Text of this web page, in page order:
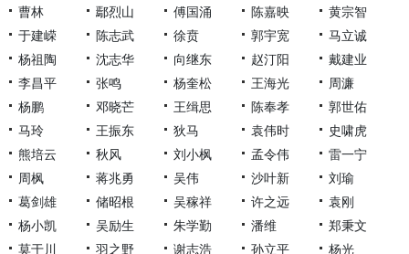
曹林
鄢烈山 傅国涌 陈嘉映
黄宗智
于建嵘
陈志武 徐贲 郭宇宽
马立诚
杨祖陶
沈志华 向继东 赵汀阳
戴建业
李昌平
张鸣 杨奎松 王海光
周濂
杨鹏
邓晓芒 王缉思 陈奉孝
郭世佑
马玲
王振东 狄马 袁伟时
史啸虎
熊培云
秋风 刘小枫 孟令伟
雷一宁
周枫
蒋兆勇 吴伟 沙叶新
刘瑜
葛剑雄
储昭根 吴稼祥 许之远
袁刚
杨小凯
吴励生 朱学勤 潘维
郑秉文
莫于川
羽之野 谢志浩 孙立平 杨光